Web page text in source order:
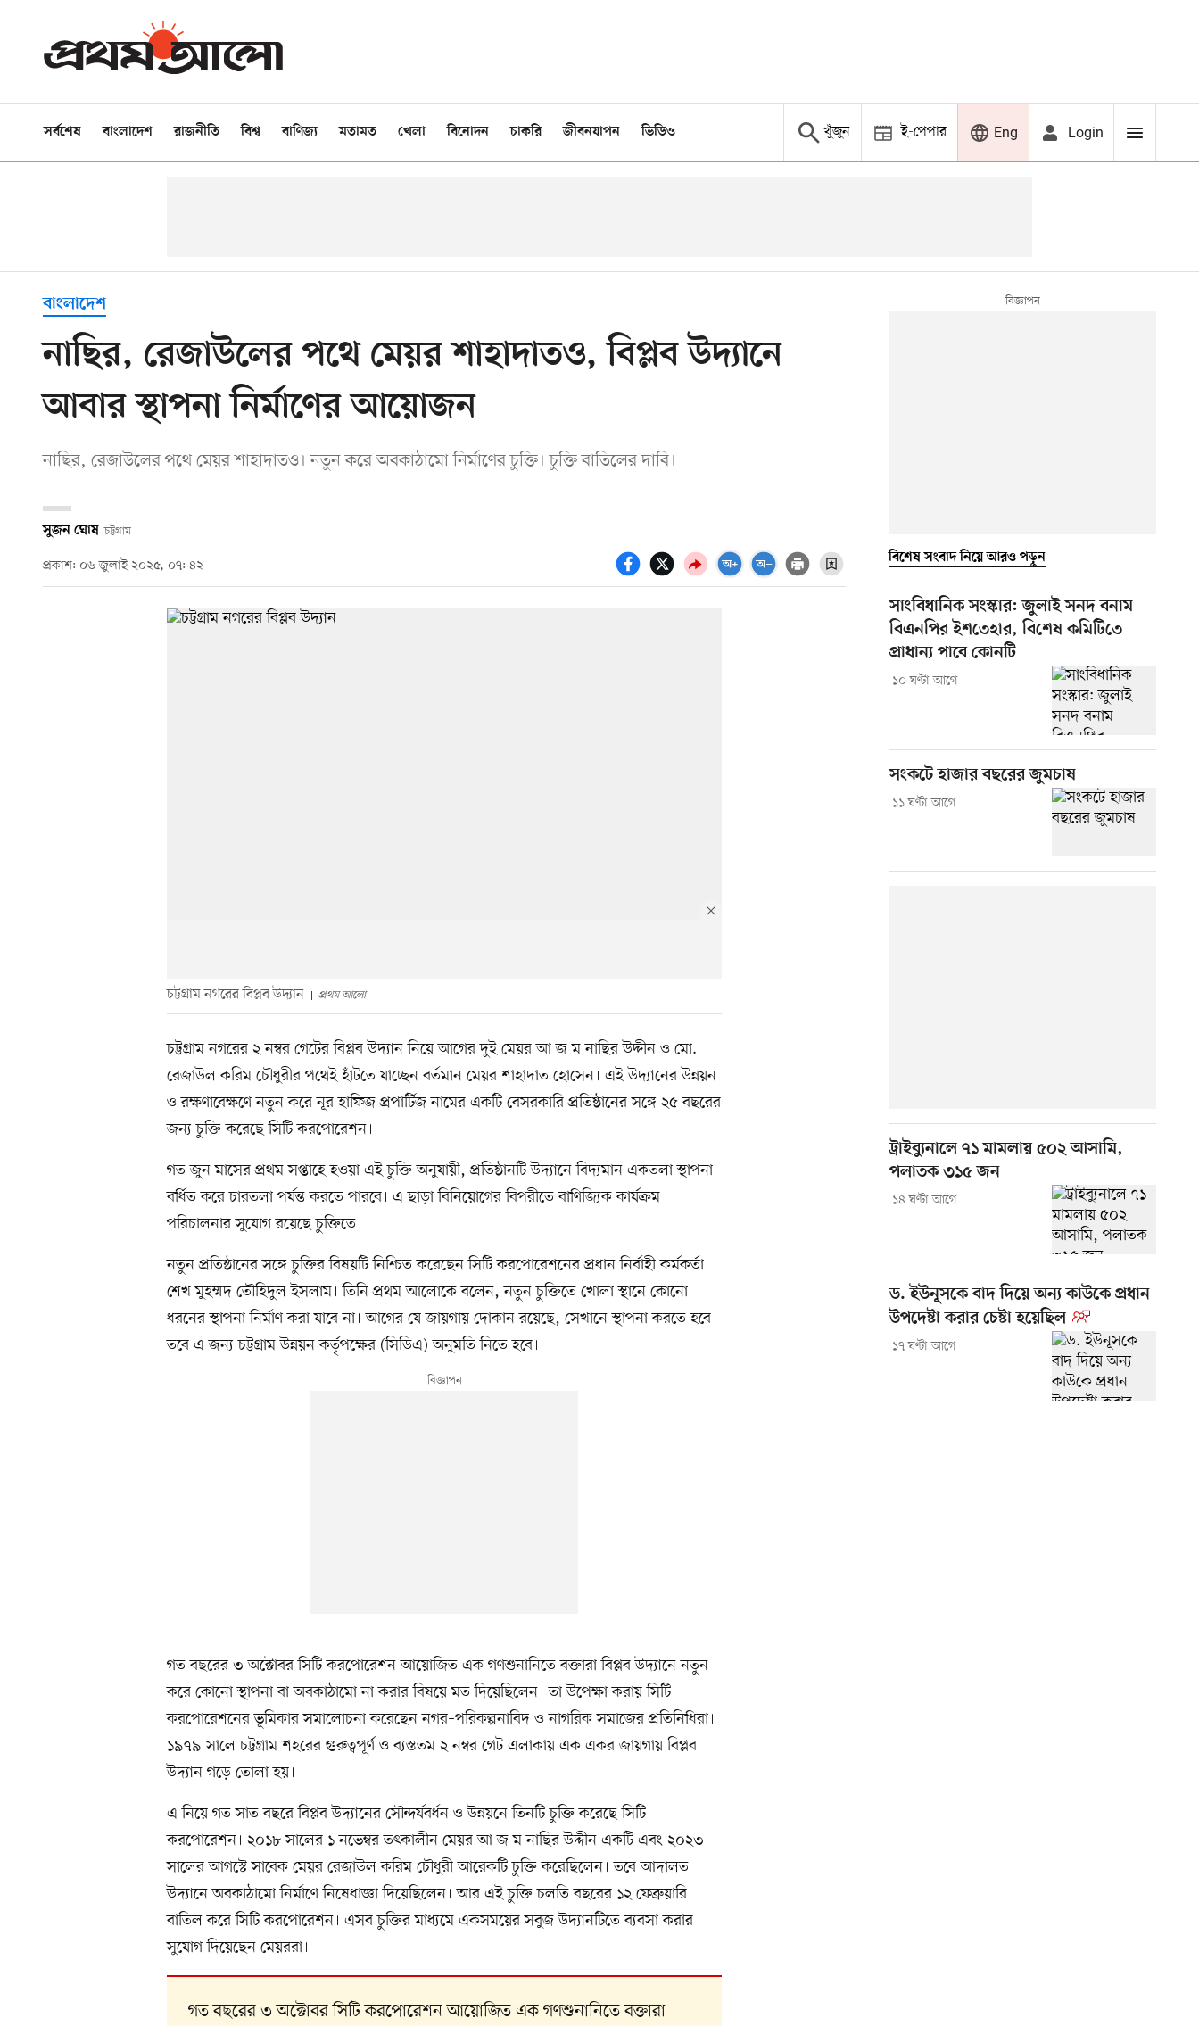
সর্বশেষ বাংলাদেশ রাজনীতি বিশ্ব বাণিজ্য মতামত খেলা বিনোদন চাকরি জীবনযাপন ভিডিও খুঁজুন ই-পেপার Eng Login
বাংলাদেশ
নাছির, রেজাউলের পথে মেয়র শাহাদাতও, বিপ্লব উদ্যানে
আবার স্থাপনা নির্মাণের আয়োজন
নাছির, রেজাউলের পথে মেয়র শাহাদাতও। নতুন করে অবকাঠামো নির্মাণের চুক্তি। চুক্তি বাতিলের দাবি।
সুজন ঘোষ চট্টগ্রাম
প্রকাশ: ০৬ জুলাই ২০২৫, ০৭: ৪২
চট্টগ্রাম নগরের বিপ্লব উদ্যান প্রথম আলো
চট্টগ্রাম নগরের ২ নম্বর গেটের বিপ্লব উদ্যান নিয়ে আগের দুই মেয়র আ জ ম নাছির উদ্দীন ও মো.
রেজাউল করিম চৌধুরীর পথেই হাঁটতে যাচ্ছেন বর্তমান মেয়র শাহাদাত হোসেন। এই উদ্যানের উন্নয়ন
ও রক্ষণাবেক্ষণে নতুন করে নূর হাফিজ প্রপার্টিজ নামের একটি বেসরকারি প্রতিষ্ঠানের সঙ্গে ২৫ বছরের
জন্য চুক্তি করেছে সিটি করপোরেশন।
গত জুন মাসের প্রথম সপ্তাহে হওয়া এই চুক্তি অনুযায়ী, প্রতিষ্ঠানটি উদ্যানে বিদ্যমান একতলা স্থাপনা
বর্ধিত করে চারতলা পর্যন্ত করতে পারবে। এ ছাড়া বিনিয়োগের বিপরীতে বাণিজ্যিক কার্যক্রম
পরিচালনার সুযোগ রয়েছে চুক্তিতে।
নতুন প্রতিষ্ঠানের সঙ্গে চুক্তির বিষয়টি নিশ্চিত করেছেন সিটি করপোরেশনের প্রধান নির্বাহী কর্মকর্তা
শেখ মুহম্মদ তৌহিদুল ইসলাম। তিনি প্রথম আলোকে বলেন, নতুন চুক্তিতে খোলা স্থানে কোনো
ধরনের স্থাপনা নির্মাণ করা যাবে না। আগের যে জায়গায় দোকান রয়েছে, সেখানে স্থাপনা করতে হবে।
তবে এ জন্য চট্টগ্রাম উন্নয়ন কর্তৃপক্ষের (সিডিএ) অনুমতি নিতে হবে।
গত বছরের ৩ অক্টোবর সিটি করপোরেশন আয়োজিত এক গণশুনানিতে বক্তারা বিপ্লব উদ্যানে নতুন
করে কোনো স্থাপনা বা অবকাঠামো না করার বিষয়ে মত দিয়েছিলেন। তা উপেক্ষা করায় সিটি
করপোরেশনের ভূমিকার সমালোচনা করেছেন নগর–পরিকল্পনাবিদ ও নাগরিক সমাজের প্রতিনিধিরা।
১৯৭৯ সালে চট্টগ্রাম শহরের গুরুত্বপূর্ণ ও ব্যস্ততম ২ নম্বর গেট এলাকায় এক একর জায়গায় বিপ্লব
উদ্যান গড়ে তোলা হয়।
এ নিয়ে গত সাত বছরে বিপ্লব উদ্যানের সৌন্দর্যবর্ধন ও উন্নয়নে তিনটি চুক্তি করেছে সিটি
করপোরেশন। ২০১৮ সালের ১ নভেম্বর তৎকালীন মেয়র আ জ ম নাছির উদ্দীন একটি এবং ২০২৩
সালের আগস্টে সাবেক মেয়র রেজাউল করিম চৌধুরী আরেকটি চুক্তি করেছিলেন। তবে আদালত
উদ্যানে অবকাঠামো নির্মাণে নিষেধাজ্ঞা দিয়েছিলেন। আর এই চুক্তি চলতি বছরের ১২ ফেব্রুয়ারি
বাতিল করে সিটি করপোরেশন। এসব চুক্তির মাধ্যমে একসময়ের সবুজ উদ্যানটিতে ব্যবসা করার
সুযোগ দিয়েছেন মেয়ররা।
গত বছরের ৩ অক্টোবর সিটি করপোরেশন আয়োজিত এক গণশুনানিতে বক্তারা
বিশেষ সংবাদ নিয়ে আরও পড়ুন
সাংবিধানিক সংস্কার: জুলাই সনদ বনাম
বিএনপির ইশতেহার, বিশেষ কমিটিতে
প্রাধান্য পাবে কোনটি
১০ ঘণ্টা আগে
সংকটে হাজার বছরের জুমচাষ
১১ ঘণ্টা আগে
ট্রাইব্যুনালে ৭১ মামলায় ৫০২ আসামি,
পলাতক ৩১৫ জন
১৪ ঘণ্টা আগে
ড. ইউনূসকে বাদ দিয়ে অন্য কাউকে প্রধান
উপদেষ্টা করার চেষ্টা হয়েছিল
১৭ ঘণ্টা আগে